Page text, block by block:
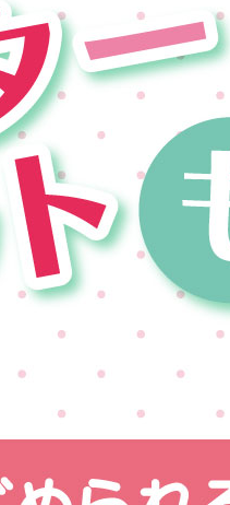
函館センター
〒041-0801
北海道函館市桔梗町379-31
0138-34-2525
営業時間 9:00～18:00
番組情報